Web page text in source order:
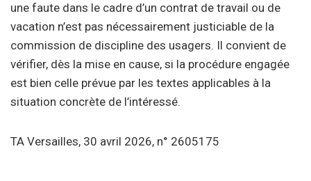
une faute dans le cadre d’un contrat de travail ou de
vacation n’est pas nécessairement justiciable de la
commission de discipline des usagers. Il convient de
vérifier, dès la mise en cause, si la procédure engagée
est bien celle prévue par les textes applicables à la
situation concrète de l’intéressé.
TA Versailles, 30 avril 2026, n° 2605175